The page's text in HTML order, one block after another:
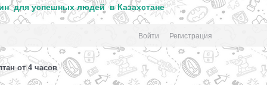
для успешных людей в Казахстане
Войти Регистрация
от 4 часов